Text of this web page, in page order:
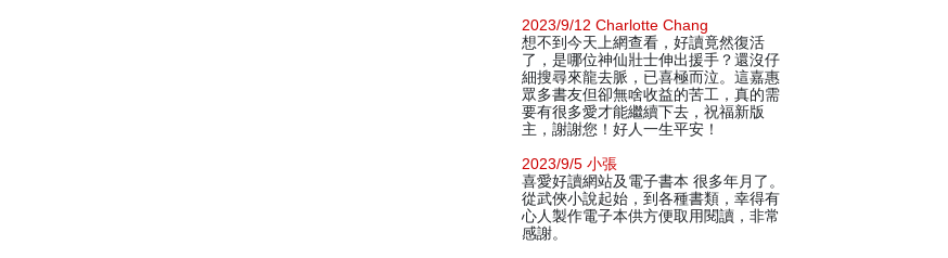
2023/9/12 Charlotte Chang
想不到今天上網查看，好讀竟然復活
了，是哪位神仙壯士伸出援手？還沒仔
細搜尋來龍去脈，已喜極而泣。這嘉惠
眾多書友但卻無啥收益的苦工，真的需
要有很多愛才能繼續下去，祝福新版
主，謝謝您！好人一生平安！
2023/9/5 小張
喜愛好讀網站及電子書本 很多年月了。
從武俠小說起始，到各種書類，幸得有
心人製作電子本供方便取用閱讀，非常
感謝。